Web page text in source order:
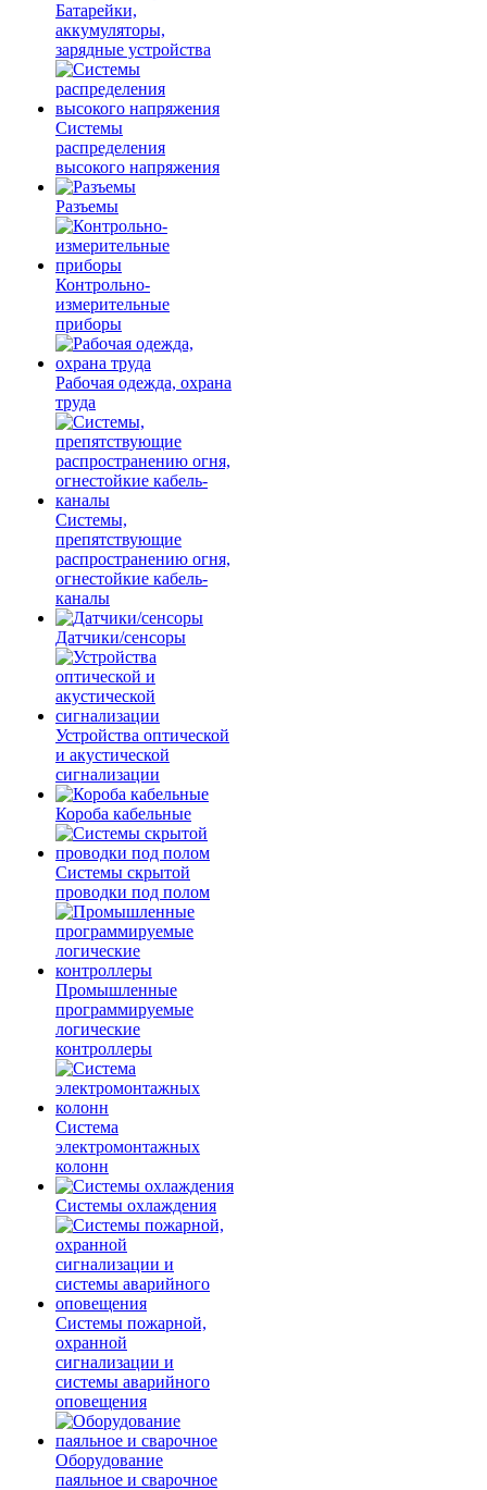
Батарейки,
аккумуляторы,
зарядные устройства
Системы
распределения
высокого напряжения
Разъемы
Контрольно-
измерительные
приборы
Рабочая одежда, охрана
труда
Системы,
препятствующие
распространению огня,
огнестойкие кабель-
каналы
Датчики/сенсоры
Устройства оптической
и акустической
сигнализации
Короба кабельные
Системы скрытой
проводки под полом
Промышленные
программируемые
логические
контроллеры
Система
электромонтажных
колонн
Системы охлаждения
Системы пожарной,
охранной
сигнализации и
системы аварийного
оповещения
Оборудование
паяльное и сварочное